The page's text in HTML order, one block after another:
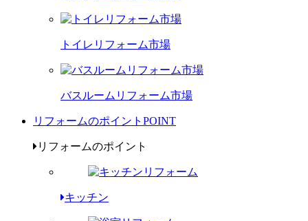
トイレリフォーム市場
バスルームリフォーム市場
リフォームのポイント POINT
リフォームのポイント
キッチン